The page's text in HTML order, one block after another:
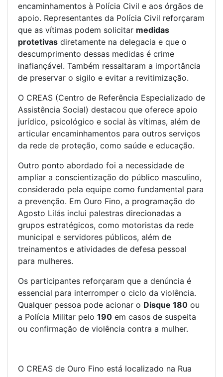
encaminhamentos à Polícia Civil e aos órgãos de
apoio. Representantes da Polícia Civil reforçaram
que as vítimas podem solicitar medidas
protetivas diretamente na delegacia e que o
descumprimento dessas medidas é crime
inafiançável. Também ressaltaram a importância
de preservar o sigilo e evitar a revitimização.
O CREAS (Centro de Referência Especializado de
Assistência Social) destacou que oferece apoio
jurídico, psicológico e social às vítimas, além de
articular encaminhamentos para outros serviços
da rede de proteção, como saúde e educação.
Outro ponto abordado foi a necessidade de
ampliar a conscientização do público masculino,
considerado pela equipe como fundamental para
a prevenção. Em Ouro Fino, a programação do
Agosto Lilás inclui palestras direcionadas a
grupos estratégicos, como motoristas da rede
municipal e servidores públicos, além de
treinamentos e atividades de defesa pessoal
para mulheres.
Os participantes reforçaram que a denúncia é
essencial para interromper o ciclo da violência.
Qualquer pessoa pode acionar o Disque 180 ou
a Polícia Militar pelo 190 em casos de suspeita
ou confirmação de violência contra a mulher.
O CREAS de Ouro Fino está localizado na Rua